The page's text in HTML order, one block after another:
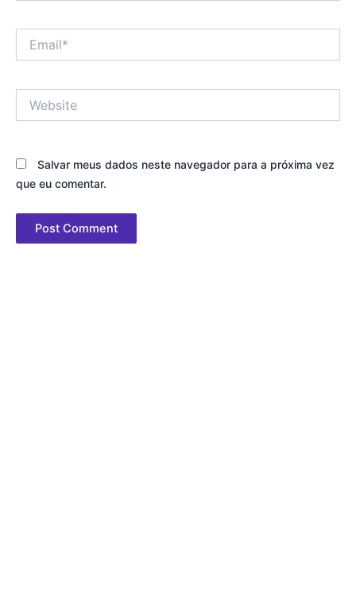
Salvar meus dados neste navegador para a próxima vez
que eu comentar.